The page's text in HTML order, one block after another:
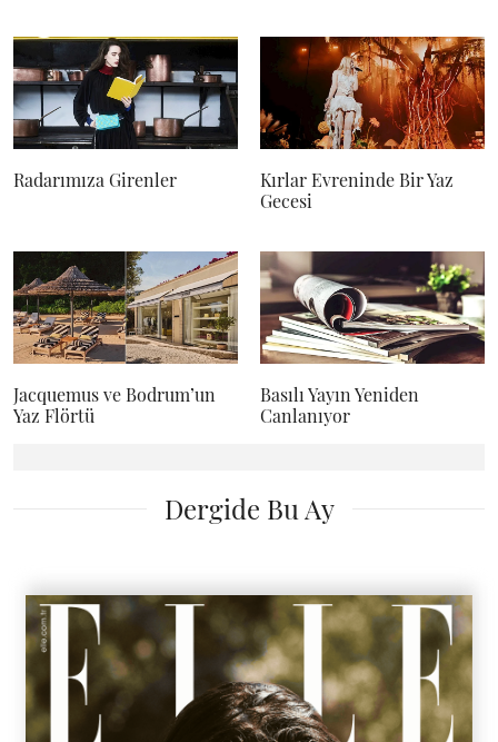
Radarımıza Girenler
Kırlar Evreninde Bir Yaz
Gecesi
Jacquemus ve Bodrum’un
Yaz Flörtü
Basılı Yayın Yeniden
Canlanıyor
Dergide Bu Ay